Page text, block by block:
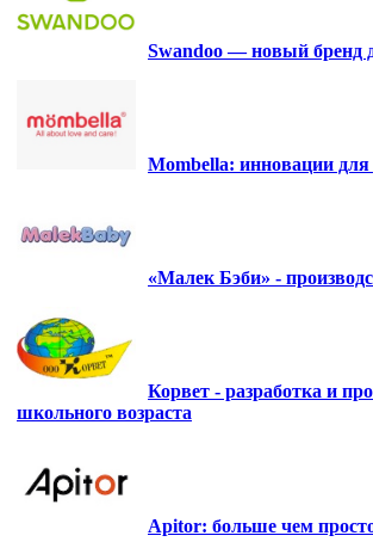
Swandoo — новый бренд
Mombella: инновации для
«Малек Бэби» -
Корвет - разработка и
школьного возраста
Apitor: больше чем